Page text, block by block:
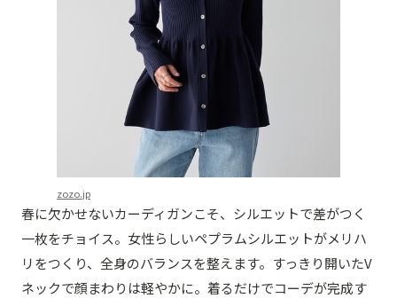
zozo.jp
春に欠かせないカーディガンこそ、シルエットで差がつく
一枚をチョイス。女性らしいペプラムシルエットがメリハ
リをつくり、全身のバランスを整えます。すっきり開いたV
ネックで顔まわりは軽やかに。着るだけでコーデが完成す